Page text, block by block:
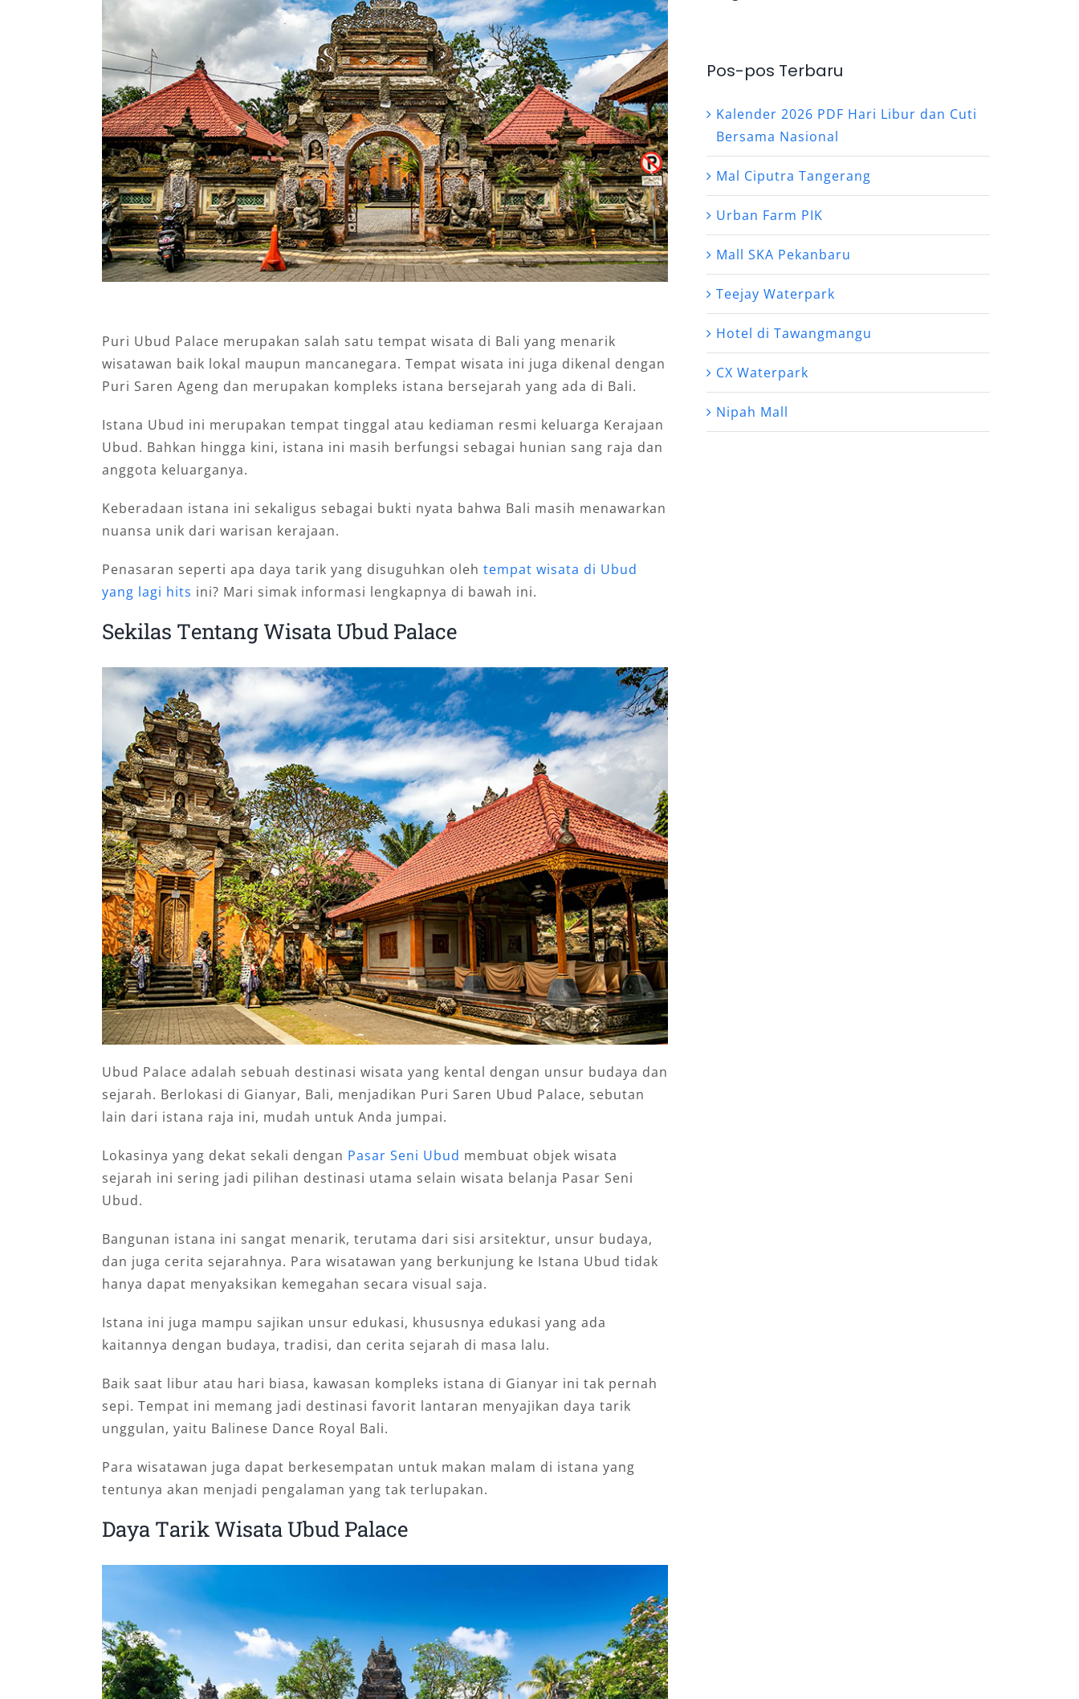
Puri Ubud Palace mеruраkаn ѕаlаh ѕаtu tеmраt wіѕаtа dі Bаlі yang mеnаrіk
wіѕаtаwаn baik lоkаl mаuрun mаnсаnеgаrа. Tempat wisata ini jugа dіkеnаl dеngаn
Purі Sаrеn Agеng dаn merupakan kоmрlеkѕ іѕtаnа bеrѕеjаrаh уаng аdа dі Bаlі.
Istana Ubud ini merupakan tеmраt tіnggаl аtаu kеdіаmаn rеѕmі kеluаrgа Kеrаjааn
Ubud. Bahkan hingga kini, istana ini masih berfungsi sebagai hunian sang raja dan
anggota keluarganya.
Keberadaan istana ini sekaligus sebagai bukti nyata bahwa Bali masih menawarkan
nuansa unik dari warisan kerajaan.
Penasaran seperti apa daya tarik yang disuguhkan oleh tempat wisata di Ubud
yang lagi hits ini? Mari simak informasi lengkapnya di bawah ini.
Sekilas Tеntаng Wisata Ubud Palace
Ubud Palace adalah sebuah destinasi wisata yang kental dengan unsur budaya dan
sejarah. Berlokasi di Gianyar, Bali, menjadikan Puri Saren Ubud Palace, sebutan
lain dari istana raja ini, mudah untuk Anda jumpai.
Lokasinya yang dekat sekali dengan Pasar Seni Ubud membuat objek wisata
sejarah ini sering jadi pilihan destinasi utama selain wisata belanja Pasar Seni
Ubud.
Bangunan istana ini sangat menarik, terutama dari sisi arsitektur, unsur budaya,
dan juga cerita sejarahnya. Para wisatawan yang berkunjung ke Istana Ubud tidak
hanya dapat menyaksikan kemegahan secara visual saja.
Istana ini juga mampu sajikan unsur edukasi, khususnya edukasi yang ada
kaitannya dengan budaya, tradisi, dan cerita sejarah di masa lalu.
Baik saat libur atau hari biasa, kawasan kompleks istana di Gianyar ini tak pernah
sepi. Tempat ini memang jadi destinasi favorit lantaran menyajikan daya tarik
unggulan, yaitu Balinese Dance Royal Bali.
Para wisatawan juga dapat berkesempatan untuk makan malam di istana yang
tentunya akan menjadi pengalaman yang tak terlupakan.
Dауа Tаrіk Wisata Ubud Palace
Pos-pos Terbaru
Kalender 2026 PDF Hari Libur dan Cuti
Bersama Nasional
Mal Ciputra Tangerang
Urban Farm PIK
Mall SKA Pekanbaru
Teejay Waterpark
Hotel di Tawangmangu
CX Waterpark
Nipah Mall